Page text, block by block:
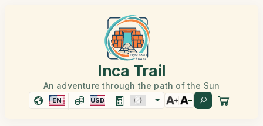
Inca Trail
An adventure through the path of the Sun
EN USD